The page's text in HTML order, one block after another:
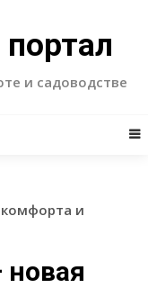
и садоводстве
и
новая